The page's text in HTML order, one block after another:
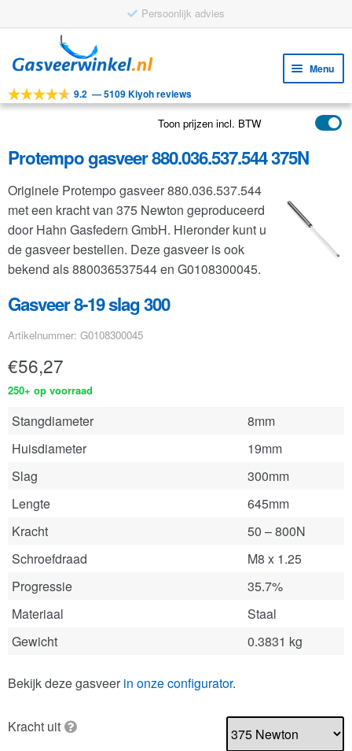
Persoonlijk advies
door
navigatie
naar
inhoud
Menu
Tools
Toepassingen
Klantenservice
FAQ
9.2 —5109 Kiyoh reviews
Toon prijzen incl. BTW
Protempo gasveer 880.036.537.544 375N
Originele Protempo gasveer 880.036.537.544
met een kracht van 375 Newton geproduceerd
door Hahn Gasfedern GmbH. Hieronder kunt u
de gasveer bestellen. Deze gasveer is ook
bekend als 880036537544 en G0108300045.
Gasveer 8-19 slag 300
Artikelnummer: G0108300045
€56,27
250+ op voorraad
Stangdiameter
8mm
Huisdiameter
19mm
Slag
300mm
Lengte
645mm
Kracht
50 – 800N
Schroefdraad
M8 x 1.25
Progressie
35.7%
Materiaal
Staal
Gewicht
0.3831 kg
Bekijk deze gasveer in onze configurator.
Kracht uit